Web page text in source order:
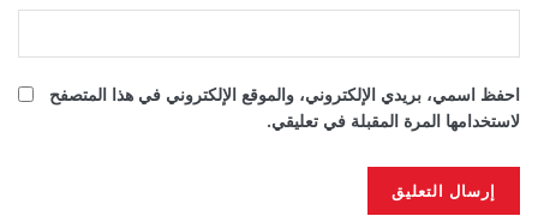
احفظ اسمي، بريدي الإلكتروني، والموقع الإلكتروني في هذا المتصفح
لاستخدامها المرة المقبلة في تعليقي.